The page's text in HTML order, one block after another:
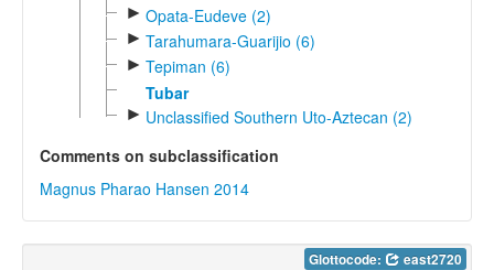
► Opata-Eudeve (2)
► Tarahumara-Guarijio (6)
► Tepiman (6)
Tubar
► Unclassified Southern Uto-Aztecan (2)
Comments on subclassification
Magnus Pharao Hansen 2014
Glottocode: east2720